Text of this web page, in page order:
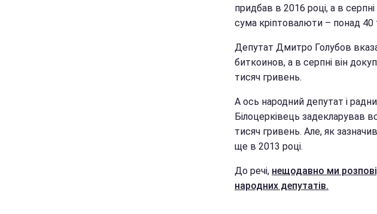
придбав в 2016 році, а в
сума кріптовалюти – понад 40
Депутат Дмитро Голубов
биткоинов, а в серпні він
тисяч гривень.
А ось народний депутат і
Білоцерківець задекларував
тисяч гривень. Але, як
ще в 2013 році.
До речі, нещодавно ми
народних депутатів.